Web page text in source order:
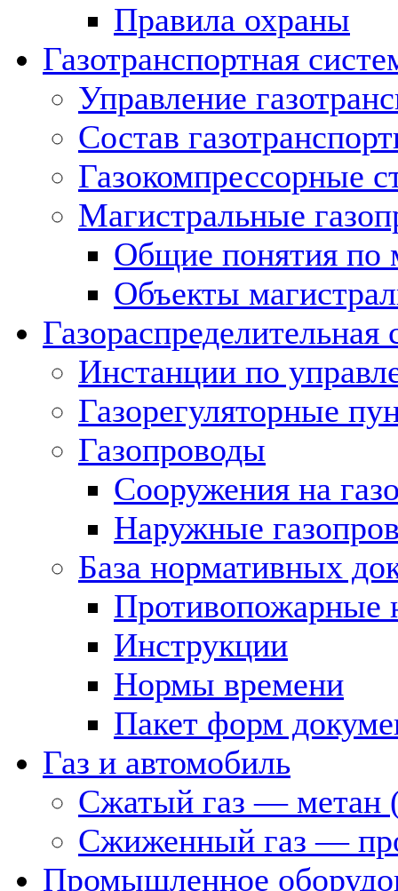
Правила охраны
Газотранспортная
Управление
Состав
Газокомпрессорные
Магистральные
Общие понятия по
Объекты
Газораспределительная
Инстанции по
Газорегуляторные
Газопроводы
Сооружения на
Наружные
База нормативных
Противопожарные
Инструкции
Нормы времени
Пакет форм
Газ и автомобиль
Сжатый газ — метан
Сжиженный газ —
Промышленное